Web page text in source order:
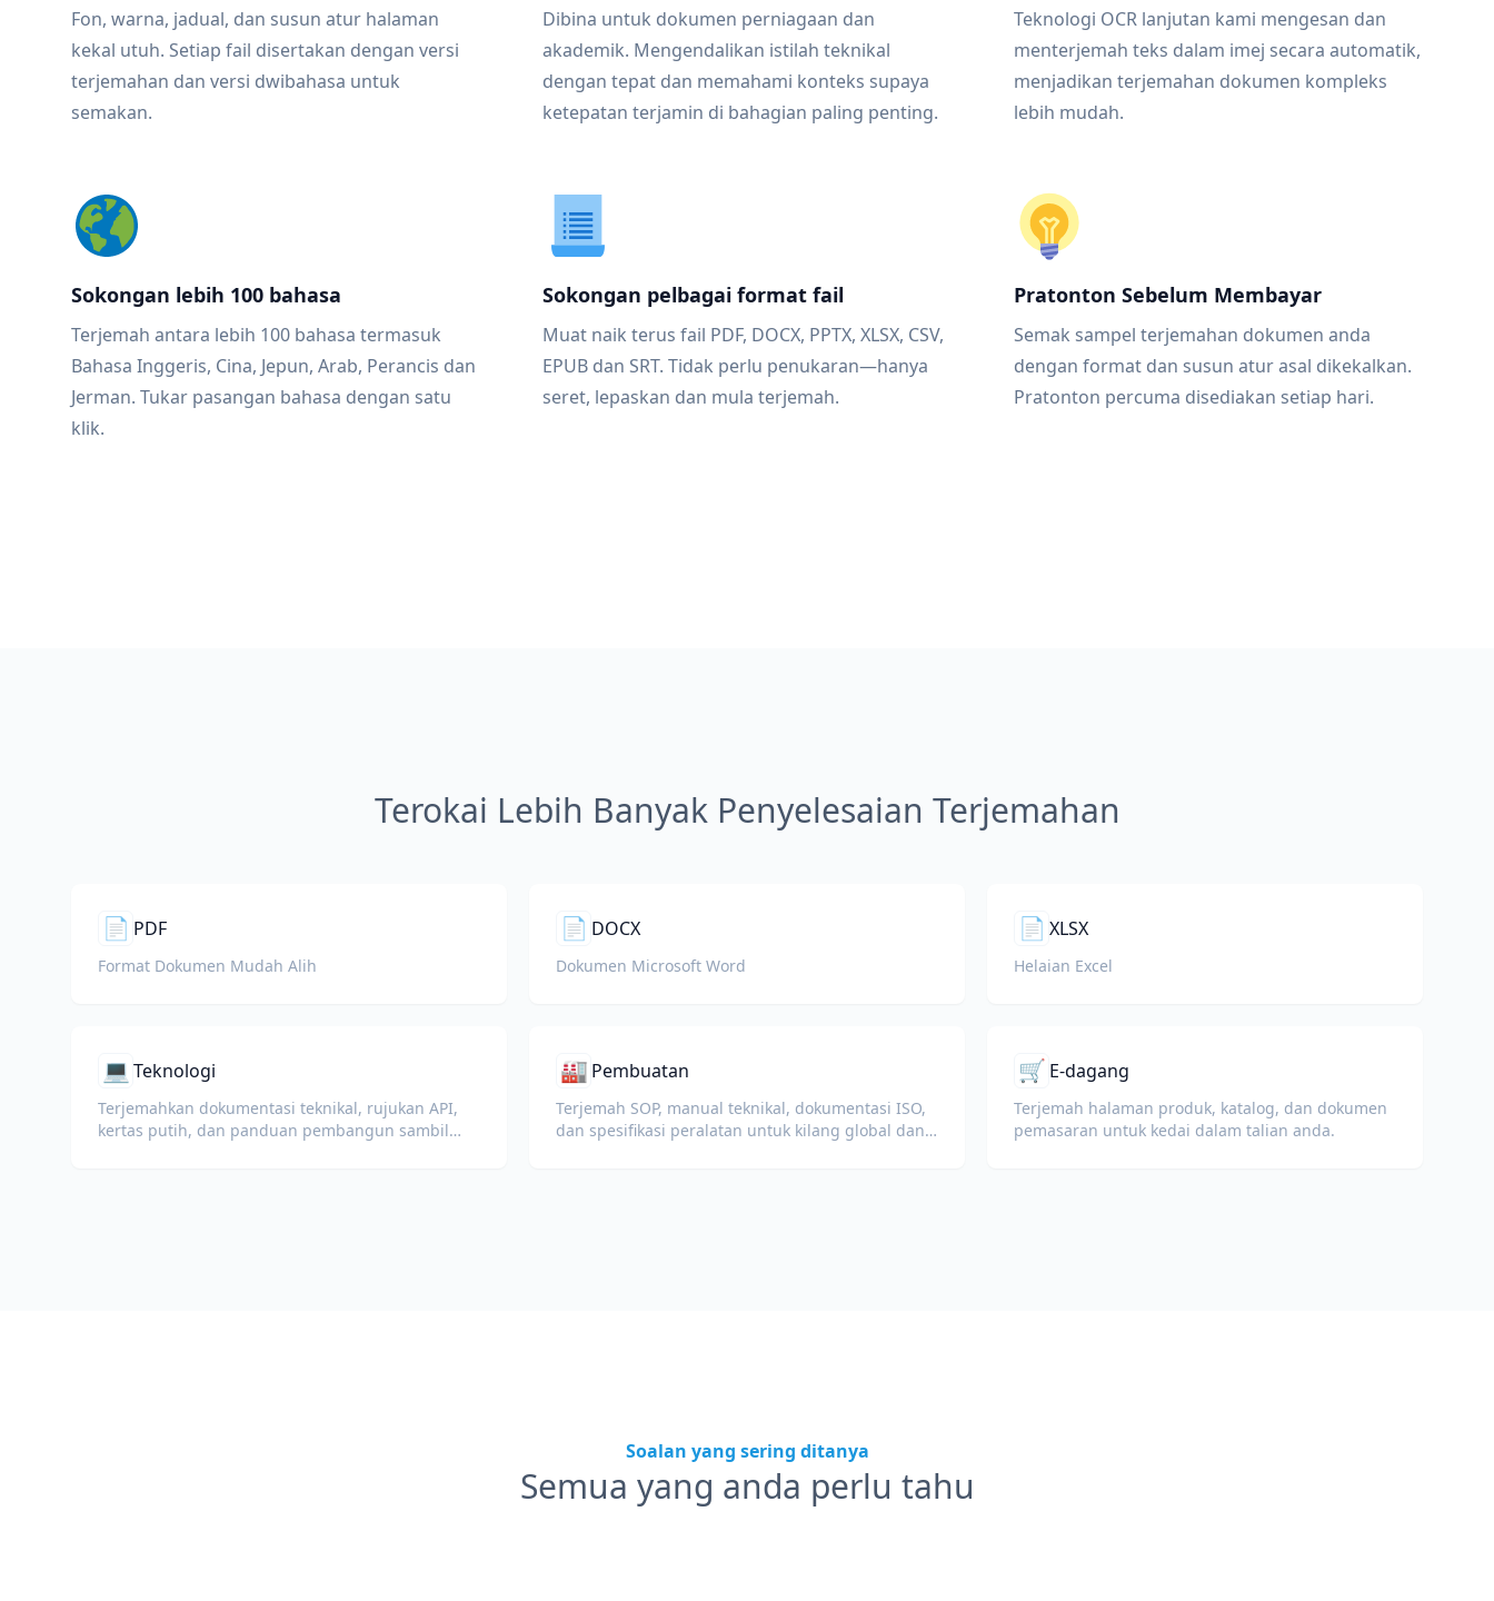
Fon, warna, jadual, dan susun atur halaman
kekal utuh. Setiap fail disertakan dengan versi
terjemahan dan versi dwibahasa untuk
semakan.
Dibina untuk dokumen perniagaan dan
akademik. Mengendalikan istilah teknikal
dengan tepat dan memahami konteks supaya
ketepatan terjamin di bahagian paling penting.
Teknologi OCR lanjutan kami mengesan dan
menterjemah teks dalam imej secara automatik,
menjadikan terjemahan dokumen kompleks
lebih mudah.
Sokongan lebih 100 bahasa
Terjemah antara lebih 100 bahasa termasuk
Bahasa Inggeris, Cina, Jepun, Arab, Perancis dan
Jerman. Tukar pasangan bahasa dengan satu
klik.
Sokongan pelbagai format fail
Muat naik terus fail PDF, DOCX, PPTX, XLSX, CSV,
EPUB dan SRT. Tidak perlu penukaran—hanya
seret, lepaskan dan mula terjemah.
Pratonton Sebelum Membayar
Semak sampel terjemahan dokumen anda
dengan format dan susun atur asal dikekalkan.
Pratonton percuma disediakan setiap hari.
Terokai Lebih Banyak Penyelesaian Terjemahan
📄 PDF
Format Dokumen Mudah Alih
📄 DOCX
Dokumen Microsoft Word
📄 XLSX
Helaian Excel
💻 Teknologi
Terjemahkan dokumentasi teknikal, rujukan API,
kertas putih, dan panduan pembangun sambil
🏭 Pembuatan
Terjemah SOP, manual teknikal, dokumentasi ISO,
dan spesifikasi peralatan untuk kilang global dan
🛒 E-dagang
Terjemah halaman produk, katalog, dan dokumen
pemasaran untuk kedai dalam talian anda.
Soalan yang sering ditanya
Semua yang anda perlu tahu